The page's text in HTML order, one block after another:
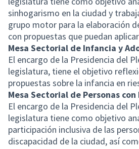
sinhogarismo en la ciudad y
grupo motor para la elaboración
con propuestas que puedan
Mesa Sectorial de Infancia y
El encargo de la Presidencia del
legislatura, tiene el objetivo
propuestas sobre la infancia en
Mesa Sectorial de Personas
El encargo de la Presidencia del
legislatura tiene como objetivo
participación inclusiva de las
discapacidad de la ciudad, así